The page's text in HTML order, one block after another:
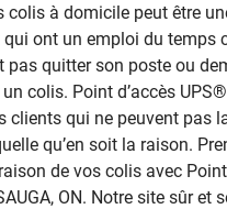
colis à domicile peut être
ont un emploi du temps
pas quitter son poste ou
colis. Point d’accès
clients qui ne peuvent pas
qu’en soit la raison.
de vos colis avec Point
ON. Notre site sûr et